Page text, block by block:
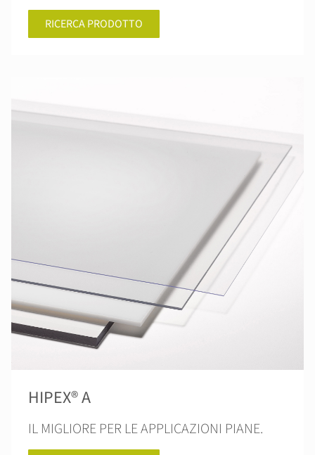
RICERCA PRODOTTO
HIPEX® A
IL MIGLIORE PER LE APPLICAZIONI PIANE.